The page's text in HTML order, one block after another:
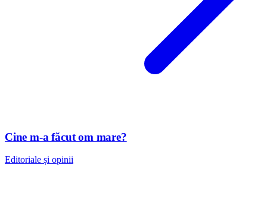
Cine m-a făcut om mare?
Editoriale și opinii